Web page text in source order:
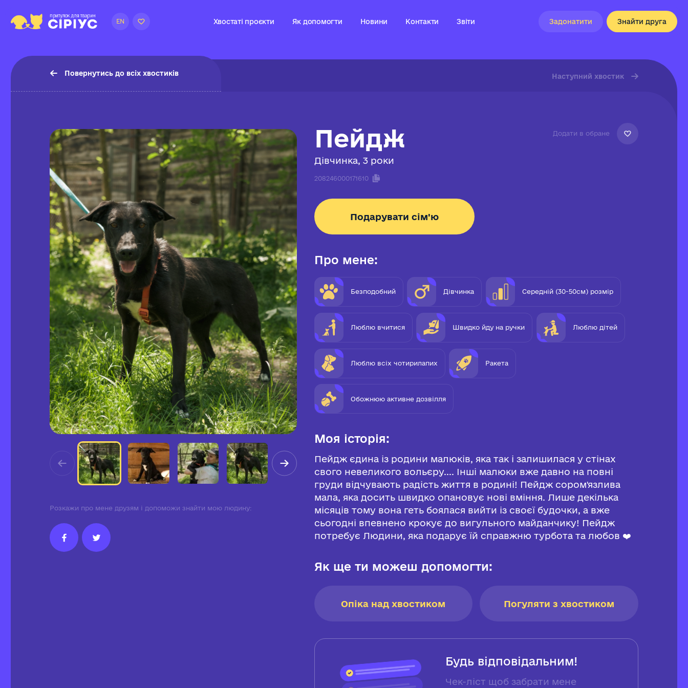
EN Хвостаті проєкти Як допомогти Новини Контакти Звіти Задонатити Знайти друга
Повернутись до всіх хвостиків Наступний хвостик
Розкажи про мене друзям і допоможи знайти мою людину:
Додати в обране
Пейдж
Дівчинка, 3 роки
208246000171610
Подарувати сім'ю
Про мене:
Безподобний Дівчинка Середній (30-50см) розмір
Люблю вчитися Швидко йду на ручки Люблю дітей
Люблю всіх чотирилапих Ракета
Обожнюю активне дозвілля
Моя історія:
Пейдж єдина із родини малюків, яка так і залишилася у стінах
свого невеликого вольєру.... Інші малюки вже давно на повні
груди відчувають радість життя в родині! Пейдж сором'язлива
мала, яка досить швидко опановує нові вміння. Лише декілька
місяців тому вона геть боялася вийти із своєї будочки, а вже
сьогодні впевнено крокує до вигульного майданчику! Пейдж
потребує Людини, яка подарує їй справжню турбота та любов ❤️
Як ще ти можеш допомогти:
Опіка над хвостиком Погуляти з хвостиком
Будь відповідальним!
Чек-ліст щоб забрати мене